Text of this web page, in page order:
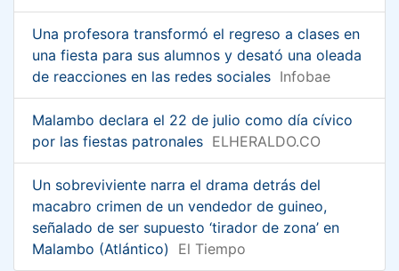
Una profesora transformó el regreso a clases en
una fiesta para sus alumnos y desató una oleada
de reacciones en las redes sociales Infobae
Malambo declara el 22 de julio como día cívico
por las fiestas patronales ELHERALDO.CO
Un sobreviviente narra el drama detrás del
macabro crimen de un vendedor de guineo,
señalado de ser supuesto ‘tirador de zona’ en
Malambo (Atlántico)
El Tiempo